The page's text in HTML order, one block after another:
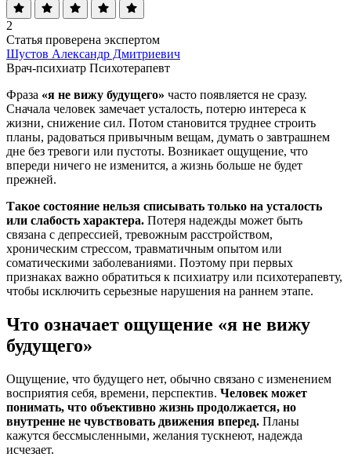
2
Статья проверена экспертом
Шустов Александр Дмитриевич
Врач-психиатр Психотерапевт
Фраза «я не вижу будущего» часто появляется не сразу.
Сначала человек замечает усталость, потерю интереса к
жизни, снижение сил. Потом становится труднее строить
планы, радоваться привычным вещам, думать о завтрашнем
дне без тревоги или пустоты. Возникает ощущение, что
впереди ничего не изменится, а жизнь больше не будет
прежней.
Такое состояние нельзя списывать только на усталость
или слабость характера. Потеря надежды может быть
связана с депрессией, тревожным расстройством,
хроническим стрессом, травматичным опытом или
соматическими заболеваниями. Поэтому при первых
признаках важно обратиться к психиатру или психотерапевту,
чтобы исключить серьезные нарушения на раннем этапе.
Что означает ощущение «я не вижу
будущего»
Ощущение, что будущего нет, обычно связано с изменением
восприятия себя, времени, перспектив. Человек может
понимать, что объективно жизнь продолжается, но
внутренне не чувствовать движения вперед. Планы
кажутся бессмысленными, желания тускнеют, надежда
исчезает.